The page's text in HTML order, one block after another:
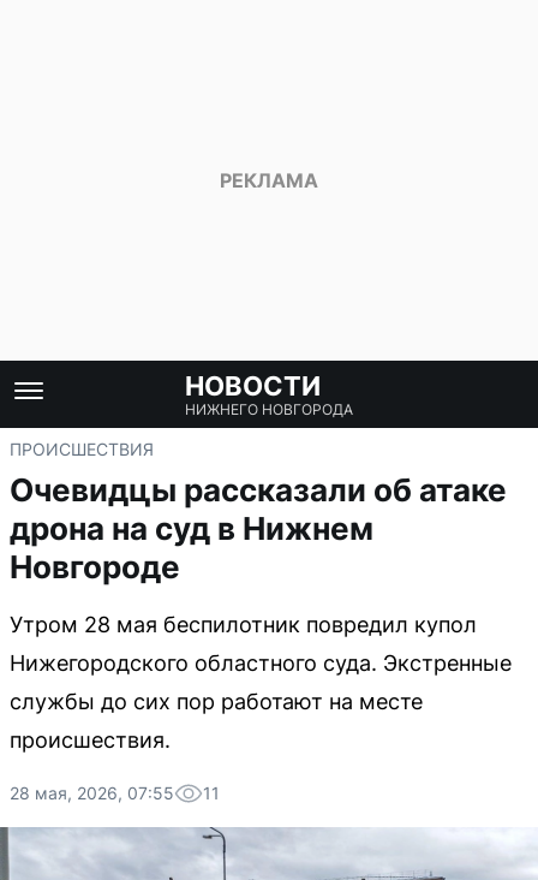
НОВОСТИ
НИЖНЕГО НОВГОРОДА
ПРОИСШЕСТВИЯ
Очевидцы рассказали об атаке
дрона на суд в Нижнем
Новгороде
Утром 28 мая беспилотник повредил купол
Нижегородского областного суда. Экстренные
службы до сих пор работают на месте
происшествия.
28 мая, 2026, 07:55 11